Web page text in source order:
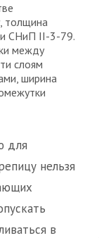
толщина
СНиП II-3-79.
между
слоям
ширина
для
нельзя
в